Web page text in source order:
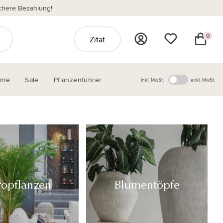
Bezahlung!
Zitat 0
Sale Pflanzenführer Inkl. MwSt. exkl. MwSt.
Blumentöpfe